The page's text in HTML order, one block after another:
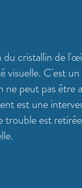
du cristallin de
visuelle. C'est
ne peut pas être
est une
trouble est